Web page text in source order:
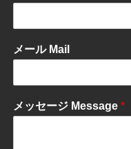
メール Mail
メッセージ Message *